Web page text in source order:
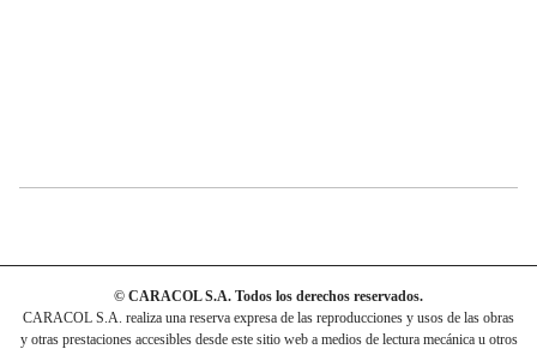
© CARACOL S.A. Todos los derechos reservados.
CARACOL S.A. realiza una reserva expresa de las reproducciones y usos de las obras
y otras prestaciones accesibles desde este sitio web a medios de lectura mecánica u otros